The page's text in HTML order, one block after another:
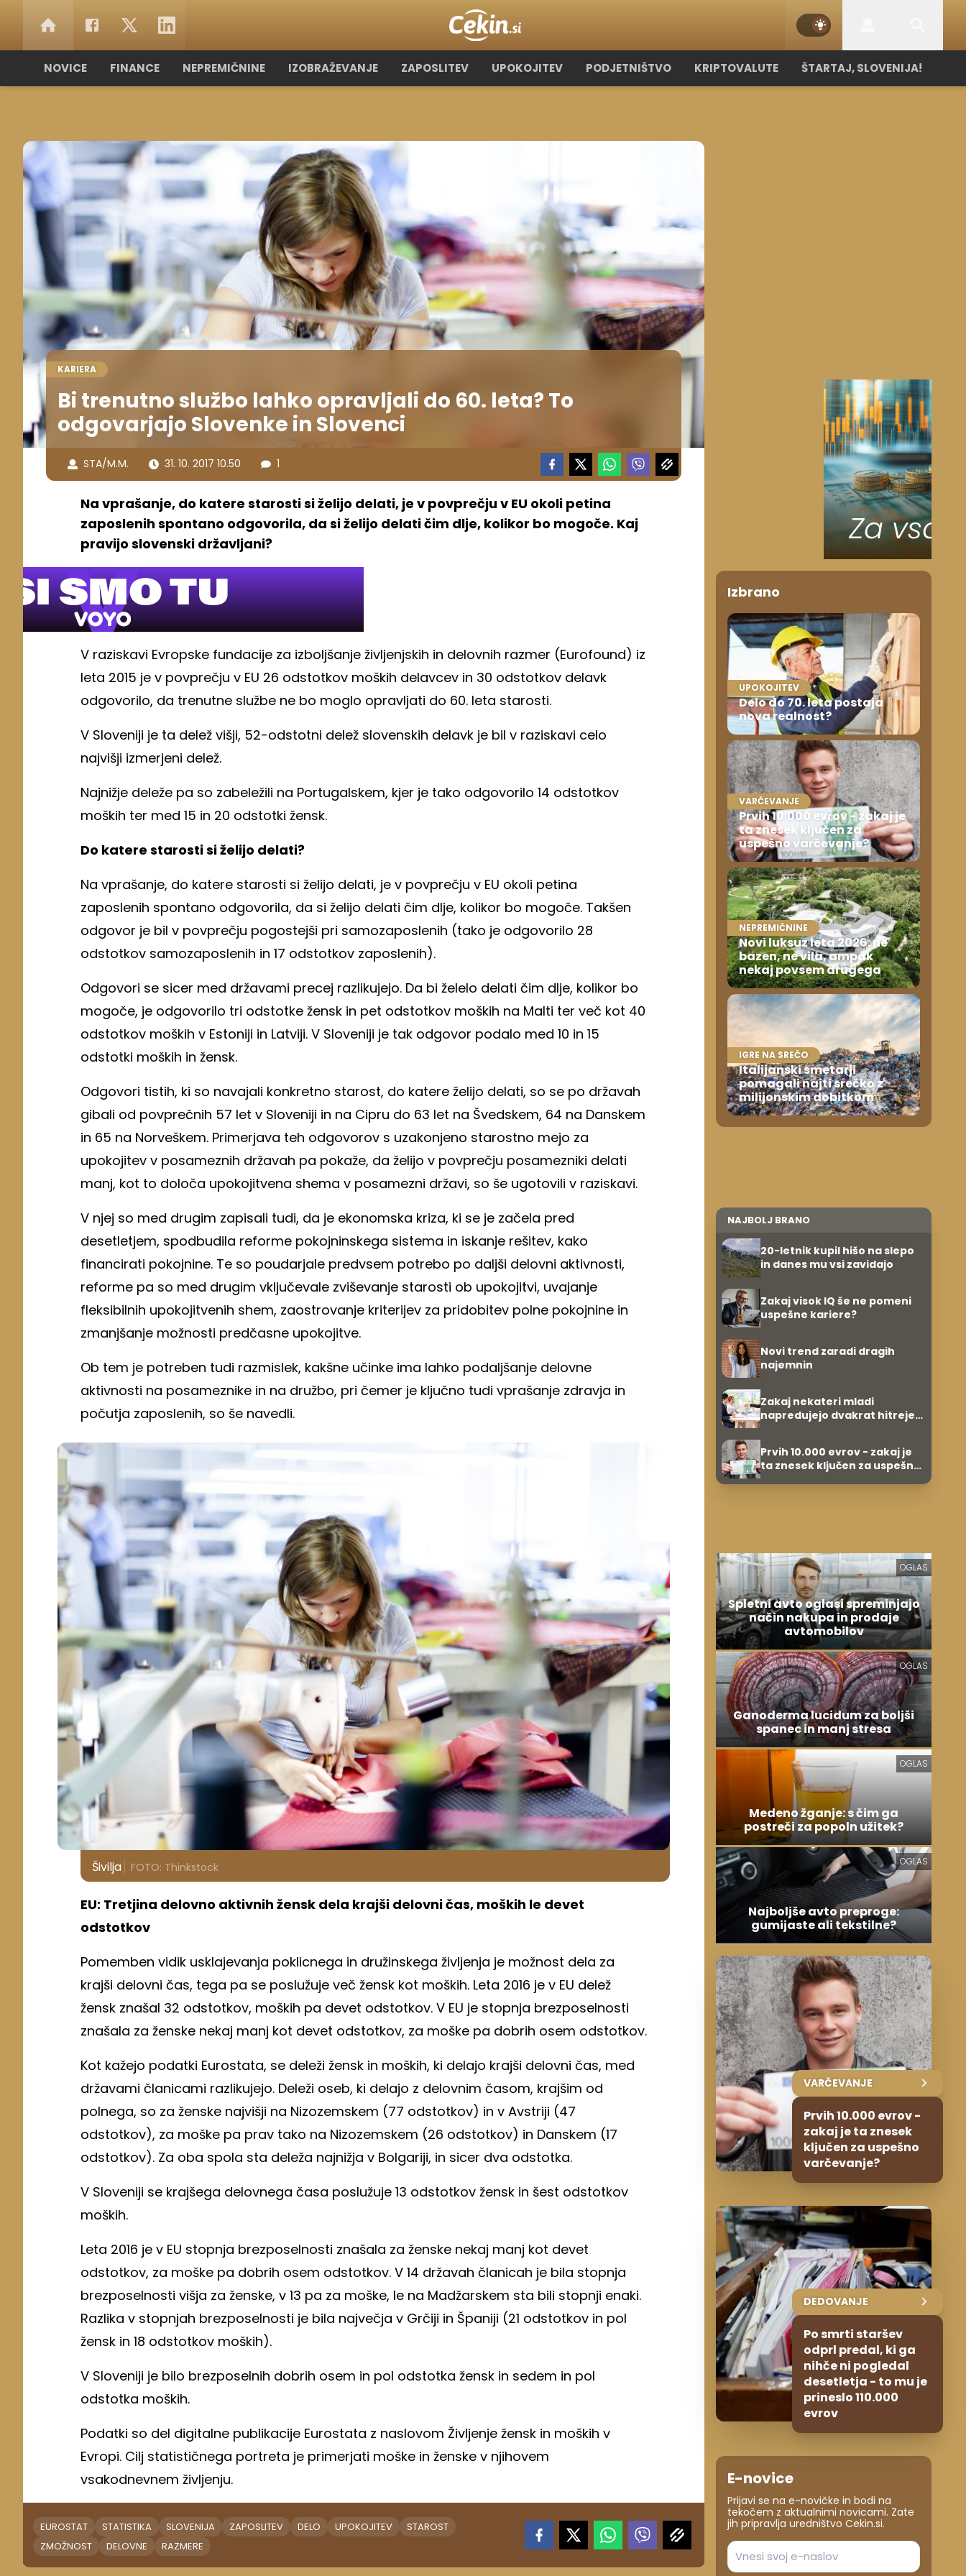
NOVICE FINANCE NEPREMIČNINE IZOBRAŽEVANJE ZAPOSLITEV UPOKOJITEV PODJETNIŠTVO KRIPTOVALUTE ŠTARTAJ, SLOVENIJA!
KARIERA
Bi trenutno službo lahko opravljali do 60. leta? To
odgovarjajo Slovenke in Slovenci
STA/M.M. 31. 10. 2017 10.50 1
Na vprašanje, do katere starosti si želijo delati, je v povprečju v EU okoli petina
zaposlenih spontano odgovorila, da si želijo delati čim dlje, kolikor bo mogoče. Kaj
pravijo slovenski državljani?
V raziskavi Evropske fundacije za izboljšanje življenjskih in delovnih razmer (Eurofound) iz
leta 2015 je v povprečju v EU 26 odstotkov moških delavcev in 30 odstotkov delavk
odgovorilo, da trenutne službe ne bo moglo opravljati do 60. leta starosti.
V Sloveniji je ta delež višji, 52-odstotni delež slovenskih delavk je bil v raziskavi celo
najvišji izmerjeni delež.
Najnižje deleže pa so zabeležili na Portugalskem, kjer je tako odgovorilo 14 odstotkov
moških ter med 15 in 20 odstotki žensk.
Do katere starosti si želijo delati?
Na vprašanje, do katere starosti si želijo delati, je v povprečju v EU okoli petina
zaposlenih spontano odgovorila, da si želijo delati čim dlje, kolikor bo mogoče. Takšen
odgovor je bil v povprečju pogostejši pri samozaposlenih (tako je odgovorilo 28
odstotkov samozaposlenih in 17 odstotkov zaposlenih).
Odgovori se sicer med državami precej razlikujejo. Da bi želelo delati čim dlje, kolikor bo
mogoče, je odgovorilo tri odstotke žensk in pet odstotkov moških na Malti ter več kot 40
odstotkov moških v Estoniji in Latviji. V Sloveniji je tak odgovor podalo med 10 in 15
odstotki moških in žensk.
Odgovori tistih, ki so navajali konkretno starost, do katere želijo delati, so se po državah
gibali od povprečnih 57 let v Sloveniji in na Cipru do 63 let na Švedskem, 64 na Danskem
in 65 na Norveškem. Primerjava teh odgovorov s uzakonjeno starostno mejo za
upokojitev v posameznih državah pa pokaže, da želijo v povprečju posamezniki delati
manj, kot to določa upokojitvena shema v posamezni državi, so še ugotovili v raziskavi.
V njej so med drugim zapisali tudi, da je ekonomska kriza, ki se je začela pred
desetletjem, spodbudila reforme pokojninskega sistema in iskanje rešitev, kako
financirati pokojnine. Te so poudarjale predvsem potrebo po daljši delovni aktivnosti,
reforme pa so med drugim vključevale zviševanje starosti ob upokojitvi, uvajanje
fleksibilnih upokojitvenih shem, zaostrovanje kriterijev za pridobitev polne pokojnine in
zmanjšanje možnosti predčasne upokojitve.
Ob tem je potreben tudi razmislek, kakšne učinke ima lahko podaljšanje delovne
aktivnosti na posameznike in na družbo, pri čemer je ključno tudi vprašanje zdravja in
počutja zaposlenih, so še navedli.
Šivilja FOTO: Thinkstock
EU: Tretjina delovno aktivnih žensk dela krajši delovni čas, moških le devet
odstotkov
Pomemben vidik usklajevanja poklicnega in družinskega življenja je možnost dela za
krajši delovni čas, tega pa se poslužuje več žensk kot moških. Leta 2016 je v EU delež
žensk znašal 32 odstotkov, moških pa devet odstotkov. V EU je stopnja brezposelnosti
znašala za ženske nekaj manj kot devet odstotkov, za moške pa dobrih osem odstotkov.
Kot kažejo podatki Eurostata, se deleži žensk in moških, ki delajo krajši delovni čas, med
državami članicami razlikujejo. Deleži oseb, ki delajo z delovnim časom, krajšim od
polnega, so za ženske najvišji na Nizozemskem (77 odstotkov) in v Avstriji (47
odstotkov), za moške pa prav tako na Nizozemskem (26 odstotkov) in Danskem (17
odstotkov). Za oba spola sta deleža najnižja v Bolgariji, in sicer dva odstotka.
V Sloveniji se krajšega delovnega časa poslužuje 13 odstotkov žensk in šest odstotkov
moških.
Leta 2016 je v EU stopnja brezposelnosti znašala za ženske nekaj manj kot devet
odstotkov, za moške pa dobrih osem odstotkov. V 14 državah članicah je bila stopnja
brezposelnosti višja za ženske, v 13 pa za moške, le na Madžarskem sta bili stopnji enaki.
Razlika v stopnjah brezposelnosti je bila največja v Grčiji in Španiji (21 odstotkov in pol
žensk in 18 odstotkov moških).
V Sloveniji je bilo brezposelnih dobrih osem in pol odstotka žensk in sedem in pol
odstotka moških.
Podatki so del digitalne publikacije Eurostata z naslovom Življenje žensk in moških v
Evropi. Cilj statističnega portreta je primerjati moške in ženske v njihovem
vsakodnevnem življenju.
EUROSTAT STATISTIKA SLOVENIJA ZAPOSLITEV DELO UPOKOJITEV
STAROST
ZMOŽNOST
DELOVNE RAZMERE
Izbrano
UPOKOJITEV
Delo do 70. leta postaja
nova realnost?
VARČEVANJE
Prvih 10.000 evrov - zakaj je
ta znesek ključen za
uspešno varčevanje?
NEPREMIČNINE
Novi luksuz leta 2026: ne
bazen, ne vila, ampak
nekaj povsem drugega
IGRE NA SREČO
Italijanski smetarji
pomagali najti srečko z
milijonskim dobitkom
NAJBOLJ BRANO
20-letnik kupil hišo na slepo
in danes mu vsi zavidajo
Zakaj visok IQ še ne pomeni
uspešne kariere?
Novi trend zaradi dragih
najemnin
Zakaj nekateri mladi
napredujejo dvakrat hitreje
Prvih 10.000 evrov - zakaj je
ta znesek ključen za uspešno
OGLAS
Spletni avto oglasi spreminjajo
način nakupa in prodaje
avtomobilov
OGLAS
Ganoderma lucidum za boljši
spanec in manj stresa
OGLAS
Medeno žganje: s čim ga
postreči za popoln užitek?
OGLAS
Najboljše avto preproge:
gumijaste ali tekstilne?
VARČEVANJE
Prvih 10.000 evrov -
zakaj je ta znesek
ključen za uspešno
varčevanje?
DEDOVANJE
Po smrti staršev
odprl predal, ki ga
nihče ni pogledal
desetletja - to mu je
prineslo 110.000
evrov
E-novice
Prijavi se na e-novičke in bodi na
tekočem z aktualnimi novicami. Zate
jih pripravlja uredništvo Cekin.si.